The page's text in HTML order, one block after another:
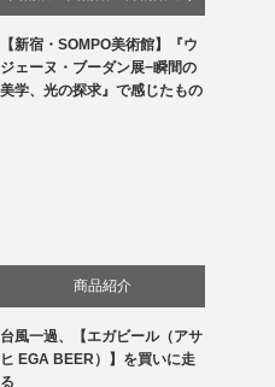
【新宿・SOMPO美術館】『ウ
ジェーヌ・ブーダン展−瞬間の
美学、光の探求』で感じたもの
商品紹介
台風一過、【エガビール（アサ
ヒ EGA BEER）】を買いに走
る